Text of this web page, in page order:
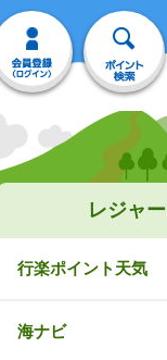
レジャー
行楽ポイント天気
海ナビ